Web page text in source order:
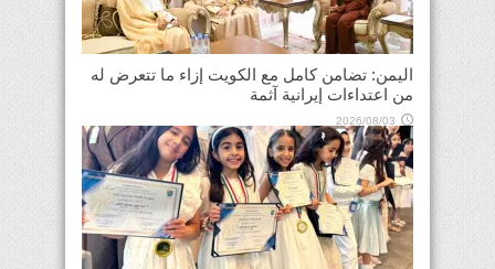
اليمن: تضامن كامل مع الكويت إزاء ما تتعرض له
من اعتداءات إيرانية آثمة
2026/08/03